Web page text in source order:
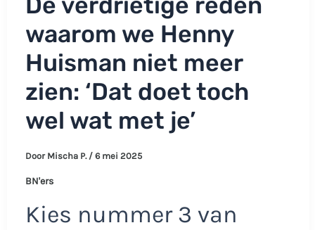
waarom we Henny
Huisman niet meer
zien: ‘Dat doet toch
wel wat met je’
Door Mischa P. / 6 mei 2025
BN'ers
Kies nummer 3 van